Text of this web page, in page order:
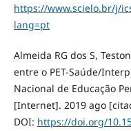
https://www.scielo.br/j/
lang=pt
Almeida RG dos S,
entre o PET-Saúde/
Nacional de Educação
[Internet]. 2019 ago
DOI: https://doi.org/